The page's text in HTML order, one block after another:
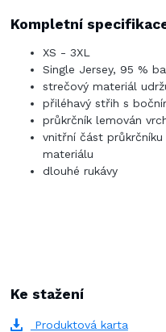
Kompletní
XS - 3XL
Single Jersey, 95 %
strečový materiál
přiléhavý střih s
průkrčník lemován
vnitřní část
materiálu
dlouhé rukávy
Ke stažení
Produktová karta